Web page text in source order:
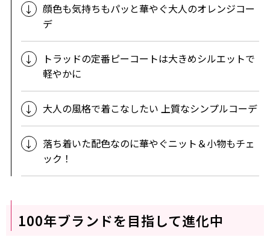
顔色も気持ちもパッと華やぐ大人のオレンジコー
デ
トラッドの定番ピーコートは大きめシルエットで
軽やかに
大人の風格で着こなしたい 上質なシンプルコーデ
落ち着いた配色なのに華やぐニット＆小物もチェ
ック！
100年ブランドを目指して進化中